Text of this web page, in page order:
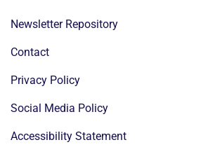
Newsletter Repository
Contact
Privacy Policy
Social Media Policy
Accessibility Statement